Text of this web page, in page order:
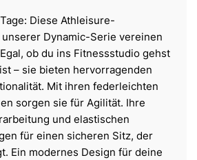
Diese Athleisure-
Dynamic-Serie vereinen
ob du ins Fitnessstudio gehst
– sie bieten hervorragenden
Mit ihren federleichten
sorgen sie für Agilität. Ihre
und elastischen
für einen sicheren Sitz, der
Ein modernes Design für deine